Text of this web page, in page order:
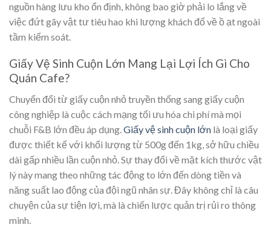
nguồn hàng lưu kho ổn định, không bao giờ phải lo lắng về
việc đứt gãy vật tư tiêu hao khi lượng khách đổ về ồ ạt ngoài
tầm kiểm soát.
Giấy Vệ Sinh Cuộn Lớn Mang Lại Lợi Ích Gì Cho
Quán Cafe?
Chuyển đổi từ giấy cuộn nhỏ truyền thống sang giấy cuộn
công nghiệp là cuộc cách mạng tối ưu hóa chi phí mà mọi
chuỗi F&B lớn đều áp dụng.Giấy vệ sinh cuộn lớn là loại giấy
được thiết kế với khối lượng từ 500g đến 1kg, sở hữu chiều
dài gấp nhiều lần cuộn nhỏ. Sự thay đổi về mặt kích thước vật
lý này mang theo những tác động to lớn đến dòng tiền và
năng suất lao động của đội ngũ nhân sự. Đây không chỉ là câu
chuyện của sự tiện lợi, mà là chiến lược quản trị rủi ro thông
minh.